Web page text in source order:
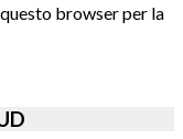
browser per la